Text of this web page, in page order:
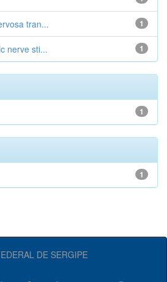
1
tran...
1
nerve sti...
1
1
DE SERGIPE